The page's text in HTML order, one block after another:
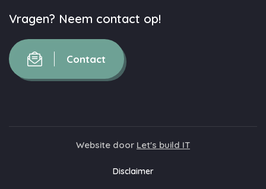
Vragen? Neem contact op!
Contact
Website door Let's build IT
Disclaimer